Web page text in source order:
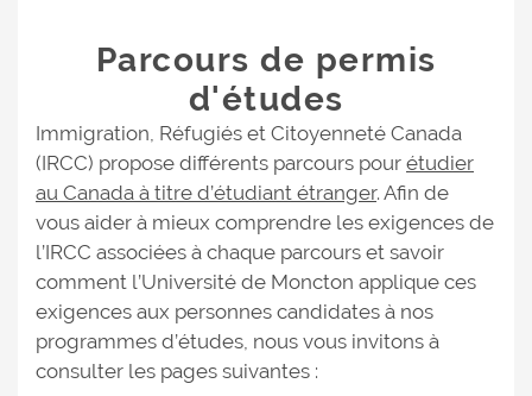
Parcours de permis
d'études
Immigration, Réfugiés et Citoyenneté Canada
(IRCC) propose différents parcours pour étudier
au Canada à titre d’étudiant étranger. Afin de
vous aider à mieux comprendre les exigences de
l’IRCC associées à chaque parcours et savoir
comment l’Université de Moncton applique ces
exigences aux personnes candidates à nos
programmes d’études, nous vous invitons à
consulter les pages suivantes :